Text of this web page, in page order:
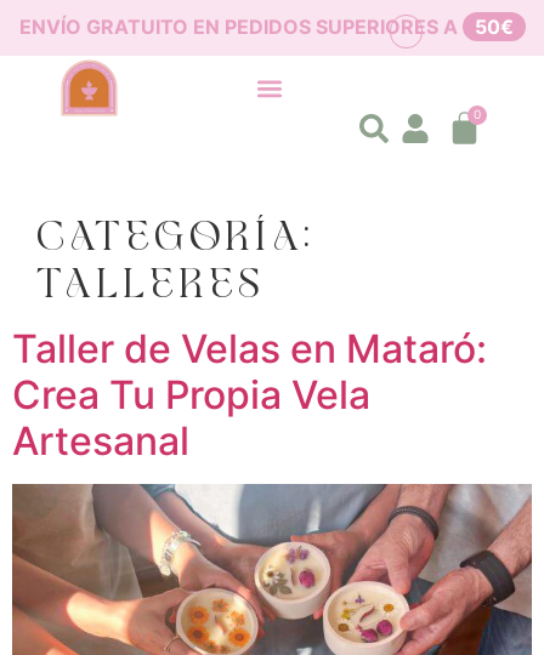
ENVÍO GRATUITO EN PEDIDOS SUPERIORES A 50€
0
CATEGORÍA:
TALLERES
Taller de Velas en Mataró:
Crea Tu Propia Vela
Artesanal